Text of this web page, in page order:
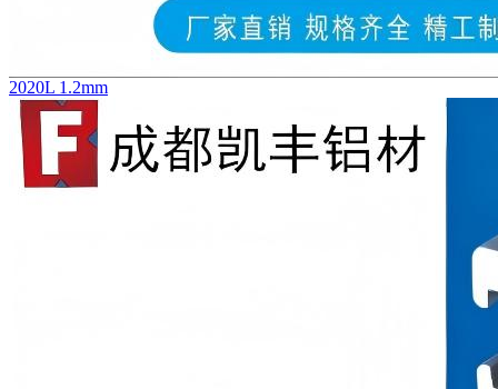
2020L 1.2mm